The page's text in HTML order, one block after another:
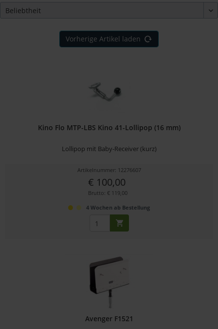
Vorherige Artikel laden
Kino Flo MTP-LBS Kino 41-Lollipop (16 mm)
Lollipop mit Baby-Receiver (kurz)
Artikelnummer: 12276607
€ 100,00
Brutto: € 119,00
4 Wochen ab Bestellung
Avenger F1521